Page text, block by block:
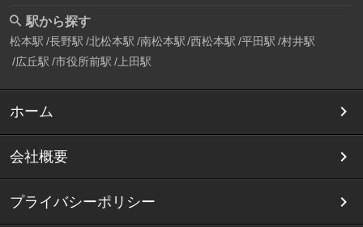
駅から探す
松本駅 長野駅 北松本駅 南松本駅 西松本駅 平田駅 村井駅
広丘駅 市役所前駅 上田駅
ホーム
会社概要
プライバシーポリシー